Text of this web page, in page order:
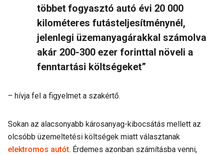
többet fogyasztó autó évi 20 000
kilométeres futásteljesítménynél,
jelenlegi üzemanyagárakkal számolva
akár 200-300 ezer forinttal növeli a
fenntartási költségeket”
– hívja fel a figyelmet a szakértő.
Sokan az alacsonyabb károsanyag-kibocsátás mellett az
olcsóbb üzemeltetési költségek miatt választanak
elektromos autót. Érdemes azonban számításba venni,